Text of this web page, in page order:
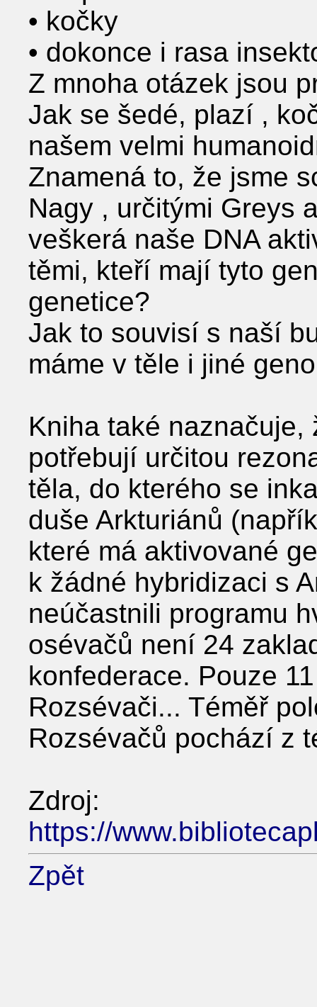
• kočky
• dokonce i rasa
Z mnoha otázek jsou
Jak se šedé, plazí ,
našem velmi
Znamená to, že jsme
Nagy , určitými Greys
veškerá naše DNA
těmi, kteří mají tyto
genetice?
Jak to souvisí s naší
máme v těle i jiné
Kniha také
potřebují určitou
těla, do kterého se
duše Arkturiánů
které má aktivované
k žádné hybridizaci s
neúčastnili programu
osévačů není 24
konfederace. Pouze
Rozsévači... Téměř
Rozsévačů pochází z
Zdroj:
https://
Zpět